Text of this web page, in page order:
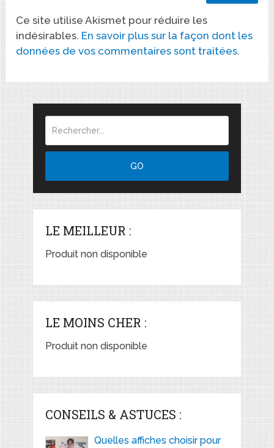
Ce site utilise Akismet pour réduire les
indésirables. En savoir plus sur la façon dont les
données de vos commentaires sont traitées.
LE MEILLEUR :
Produit non disponible
LE MOINS CHER :
Produit non disponible
CONSEILS & ASTUCES :
Quelles affiches choisir pour